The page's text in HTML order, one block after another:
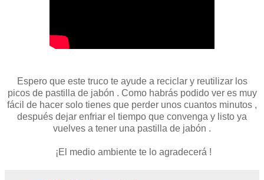
Espero que este truco te ayude a reciclar y reutilizar los
picos de pastilla de jabón . Como habrás podido ver es muy
fácil de hacer solo tienes que perder unos cuantos minutos ,
después dejar enfriar el tiempo que convenga y listo ya
vuelves a tener una pastilla de jabón .
¡El medio ambiente te lo agradecerá !